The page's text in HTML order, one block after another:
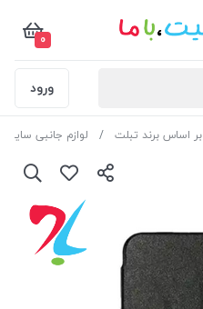
0
ورود
بر اساس برند تبلت لوازم جانبی سایر